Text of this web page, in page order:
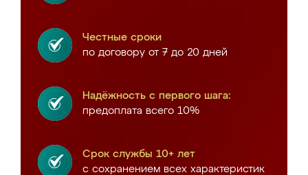
Честные сроки
по договору от 7 до 20 дней
Надёжность с первого шага:
предоплата всего 10%
Срок службы 10+ лет
с сохранением всех характеристик